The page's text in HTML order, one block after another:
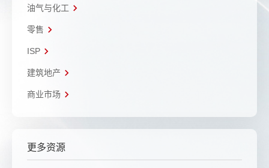
油气与化工
零售
ISP
建筑地产
商业市场
更多资源